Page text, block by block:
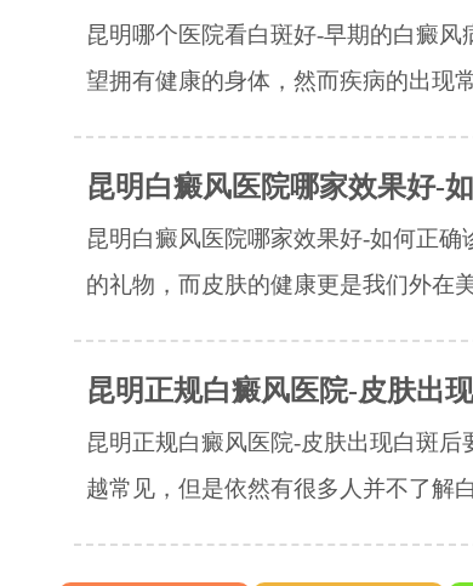
昆明哪个医院看白斑好-早期的白癜
望拥有健康的身体，然而疾病的出现
昆明白癜风医院哪家效果好-
昆明白癜风医院哪家效果好-如何正
的礼物，而皮肤的健康更是我们外在
昆明正规白癜风医院-皮肤出
昆明正规白癜风医院-皮肤出现白斑
越常见，但是依然有很多人并不了解